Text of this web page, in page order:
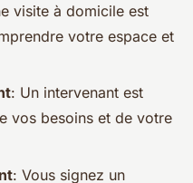
visite à domicile est
votre espace et
: Un intervenant est
vos besoins et de votre
: Vous signez un